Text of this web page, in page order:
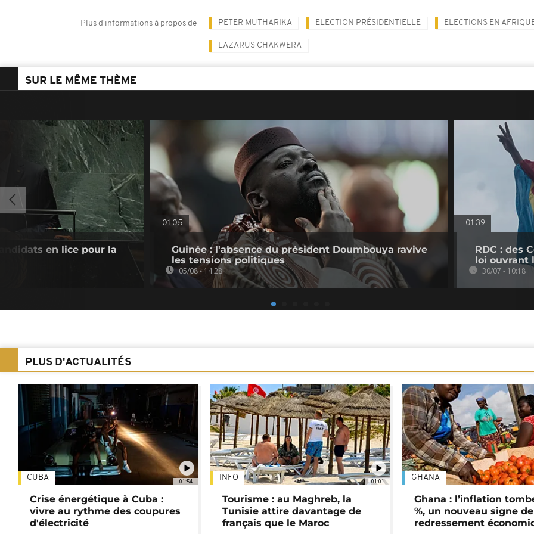
Plus d'informations à propos de PETER MUTHARIKA ELECTION PRÉSIDENTIELLE ELECTIONS EN
LAZARUS CHAKWERA
SUR LE MÊME THÈME
en lice pour la
01:05
Guinée : l'absence du président Doumbouya ravive
les tensions politiques
05/08 - 14:28
01:39
RDC : des
loi ouvrant
30/07 - 10:18
PLUS D'ACTUALITÉS
01:54
CUBA
Crise énergétique à Cuba :
vivre au rythme des coupures
d'électricité
01:01
INFO
Tourisme : au Maghreb, la
Tunisie attire davantage de
français que le Maroc
GHANA
Ghana : l’inflation
%, un nouveau signe de
redressement